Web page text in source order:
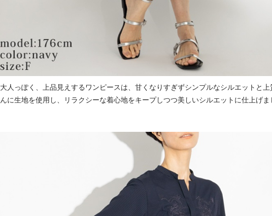
大人っぽく、上品見えするワンピースは、甘くなりすぎずシンプルなシルエットと
んに生地を使用し、リラクシーな着心地をキープしつつ美しいシルエットに仕上げま